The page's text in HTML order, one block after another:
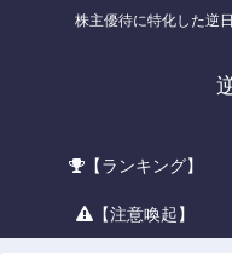
株主優待に特化した逆
【ランキング】
【注意喚起】